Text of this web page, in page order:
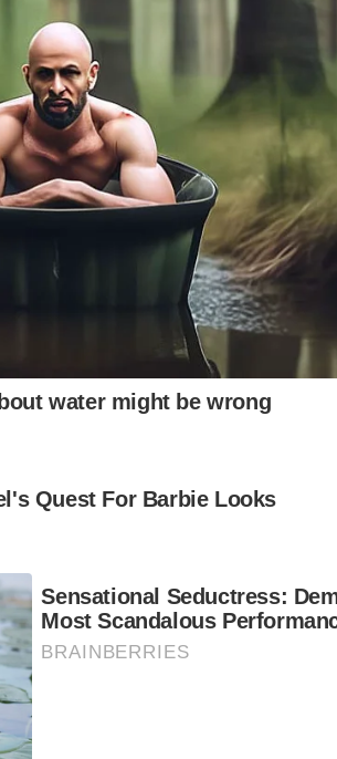
tersebut sebenarnya mengesahkan
apabila membincangkan isu-isu
ini secara tidak langsung meletakkan MB
Perpaduan Negeri Pahang yang
tersebut,” jelasnya.
itu sebagai satu serangan, sebaliknya
memperjuangkan isu rakyat.
antara Ketua Kerajaan Barisan Nasional
gus membuktikan kestabilan
yang bersifat inklusif dan sederhana,
tekanan dan cabaran daripada
UMNO, MCA dan MIC telah
isu berkenaan tidak seharusnya
saling menghormati. Satu kenyataan